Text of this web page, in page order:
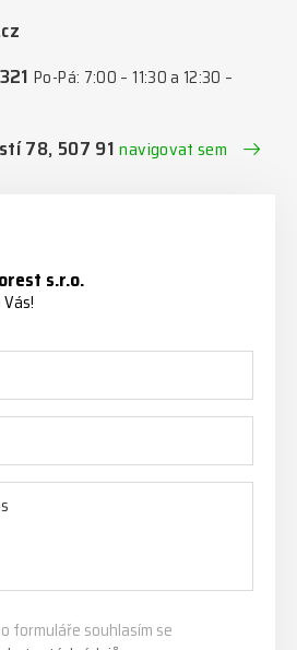
Po-Pá: 7:00 – 11:30 a 12:30 –
78, 507 91navigovat sem
s.r.o.
formuláře souhlasím se